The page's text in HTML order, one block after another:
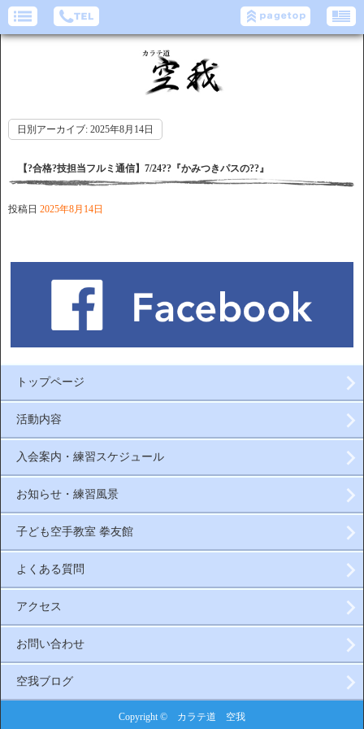
日別アーカイブ: 2025年8月14日
【?合格?技担当フルミ通信】7/24??『かみつきパスの??』
投稿日 2025年8月14日
トップページ
活動内容
入会案内・練習スケジュール
お知らせ・練習風景
子ども空手教室 拳友館
よくある質問
アクセス
お問い合わせ
空我ブログ
Copyright © カラテ道 空我